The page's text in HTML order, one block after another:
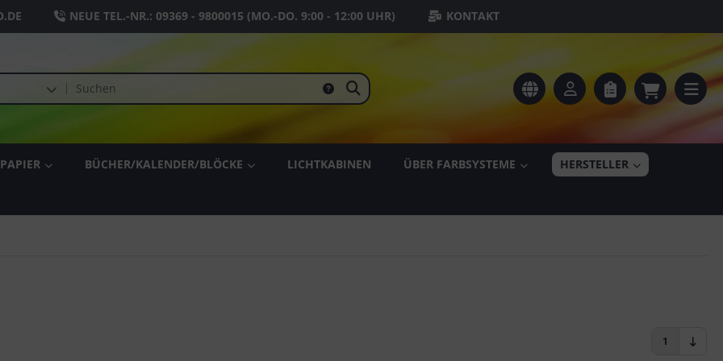
NEUE TEL.-NR.: 09369 - 9800015 (MO.-DO. 9:00 - 12:00 UHR) KONTAKT
BÜCHER/KALENDER/BLÖCKE LICHTKABINEN
ÜBER FARBSYSTEME
HERSTELLER
1